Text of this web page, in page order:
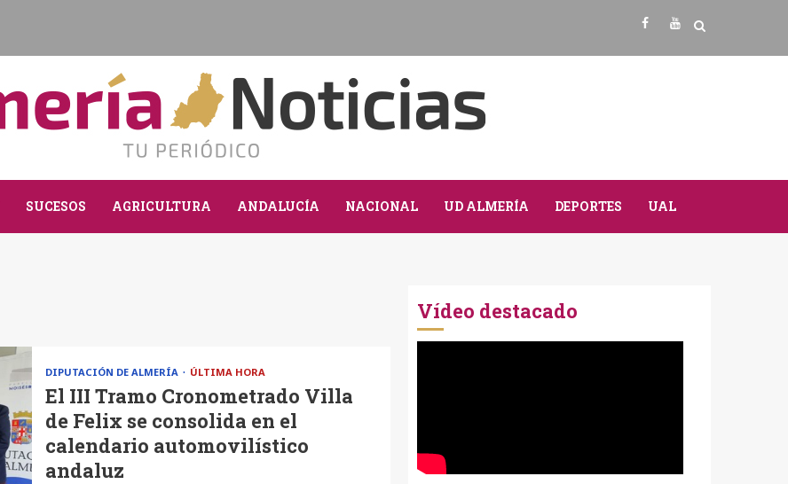
Facebook
Youtube
SUCESOS AGRICULTURA ANDALUCÍA NACIONAL UD ALMERÍA DEPORTES UAL
DIPUTACIÓN DE ALMERÍA ÚLTIMA HORA
El III Tramo Cronometrado Villa
de Felix se consolida en el
calendario automovilístico
andaluz
Vídeo destacado